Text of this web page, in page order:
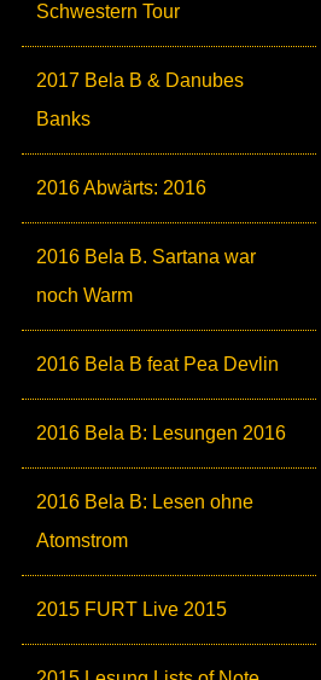
Schwestern Tour
2017 Bela B & Danubes
Banks
2016 Abwärts: 2016
2016 Bela B. Sartana war
noch Warm
2016 Bela B feat Pea Devlin
2016 Bela B: Lesungen 2016
2016 Bela B: Lesen ohne
Atomstrom
2015 FURT Live 2015